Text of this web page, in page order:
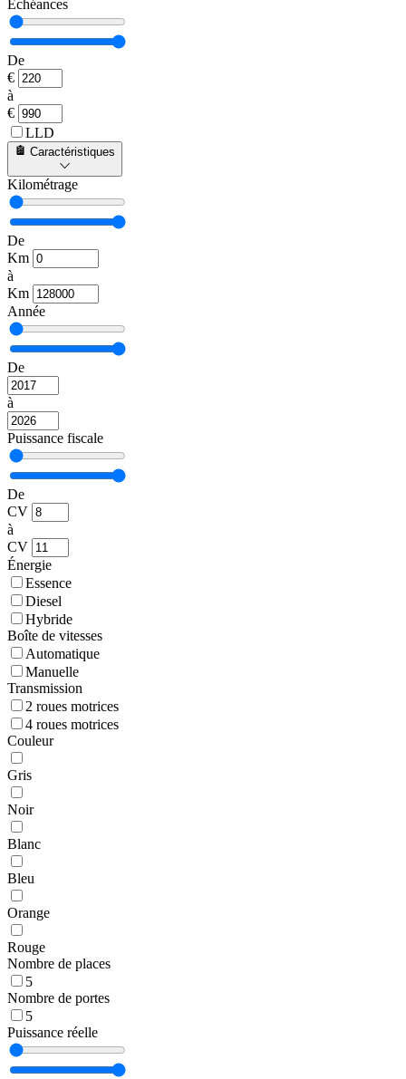
Échéances
De
€
à
€
LLD
Caractéristiques
Kilométrage
De
Km
à
Km
Année
De
à
Puissance fiscale
De
CV
à
CV
Énergie
Essence
Diesel
Hybride
Boîte de vitesses
Automatique
Manuelle
Transmission
2 roues motrices
4 roues motrices
Couleur
Gris
Noir
Blanc
Bleu
Orange
Rouge
Nombre de places
5
Nombre de portes
5
Puissance réelle